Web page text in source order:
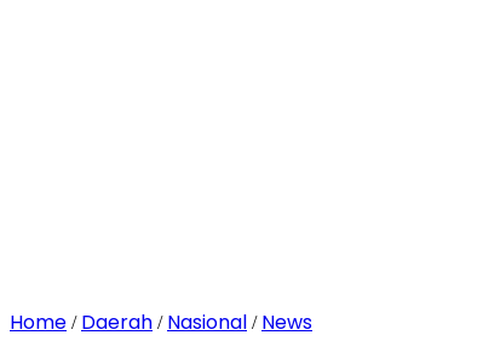
Home / Daerah / Nasional / News